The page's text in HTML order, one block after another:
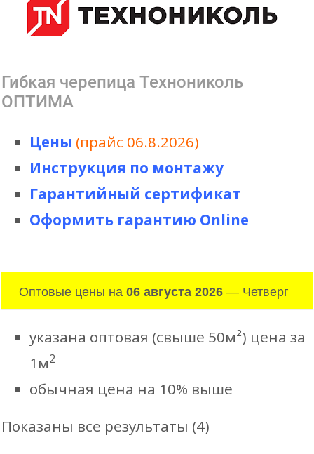
Гибкая черепица Технониколь
ОПТИМА
Цены (прайс 06.8.2026)
Инструкция по монтажу
Гарантийный сертификат
Оформить гарантию Online
Оптовые цены на 06 августа 2026— Четверг
указана оптовая (свыше 50м²) цена за
1м2
обычная цена на 10% выше
Показаны все результаты (4)